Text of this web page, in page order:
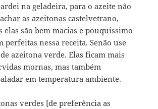
na geladeira, para o azeite não
as azeitonas castelvetrano,
elas são bem macias e pouquissimo
perfeitas nessa receita. Senão use
azeitona verde. Elas ficam mais
mornas, mas também
em temperatura ambiente.
verdes [de preferência as